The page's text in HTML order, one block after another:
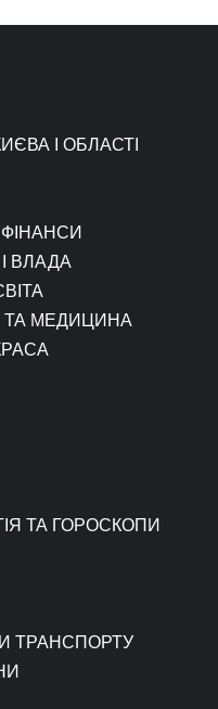
І ОБЛАСТІ
ФІНАНСИ
ВЛАДА
ТА МЕДИЦИНА
ТА ГОРОСКОПИ
ТРАНСПОРТУ